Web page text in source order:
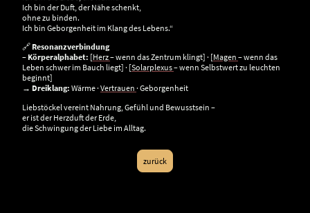
Ich bin der Duft, der Nähe schenkt,
ohne zu binden.
Ich bin Geborgenheit im Klang des Lebens.“
🔗 Resonanzverbindung
– Körperalphabet: [Herz– wenn das Zentrum klingt] · [Magen – wenn das
Leben schwer im Bauch liegt] · [Solarplexus– wenn Selbstwert zu leuchten
beginnt]
→ Dreiklang: Wärme · Vertrauen · Geborgenheit
Liebstöckel vereint Nahrung, Gefühl und Bewusstsein –
er ist der Herzduft der Erde,
die Schwingung der Liebe im Alltag.
zurück